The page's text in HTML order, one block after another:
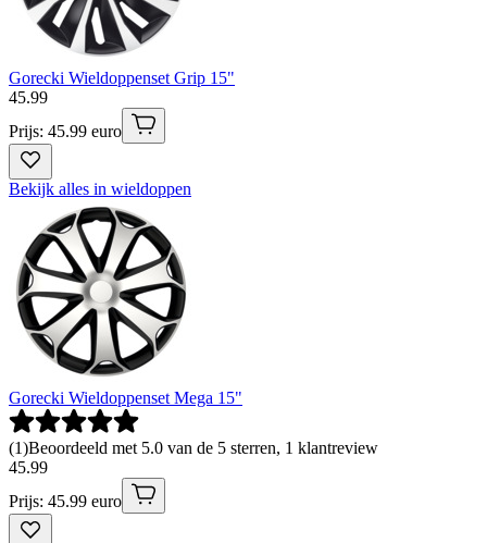
Gorecki Wieldoppenset Grip 15"
45.99
Prijs: 45.99 euro
Bekijk alles in wieldoppen
Gorecki Wieldoppenset Mega 15"
(1)Beoordeeld met 5.0 van de 5 sterren, 1 klantreview
45.99
Prijs: 45.99 euro